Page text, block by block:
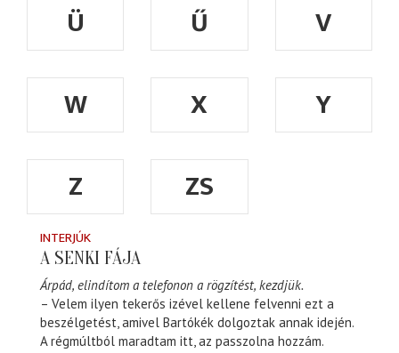
Ü
Ű
V
W
X
Y
Z
ZS
INTERJÚK
A SENKI FÁJA
Árpád, elindítom a telefonon a rögzítést, kezdjük.
– Velem ilyen tekerős izével kellene felvenni ezt a
beszélgetést, amivel Bartókék dolgoztak annak idején.
A régmúltból maradtam itt, az passzolna hozzám.